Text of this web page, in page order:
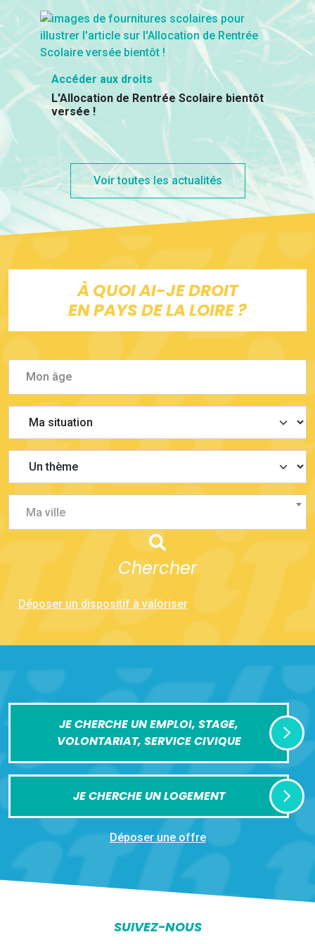
Accéder aux droits
L'Allocation de Rentrée Scolaire bientôt
versée !
Voir toutes les actualités
À QUOI AI-JE DROIT
EN PAYS DE LA LOIRE ?
Ma ville
Chercher
Déposer un dispositif à valoriser
JE CHERCHE UN EMPLOI, STAGE,
VOLONTARIAT, SERVICE CIVIQUE
JE CHERCHE UN LOGEMENT
Déposer une offre
SUIVEZ-NOUS